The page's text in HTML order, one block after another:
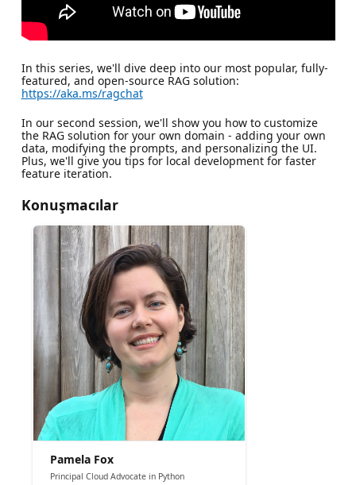
In this series, we'll dive deep into our most popular, fully-
featured, and open-source RAG solution:
https://aka.ms/ragchat
In our second session, we'll show you how to customize
the RAG solution for your own domain - adding your own
data, modifying the prompts, and personalizing the UI.
Plus, we'll give you tips for local development for faster
feature iteration.
Konuşmacılar
Pamela Fox
Principal Cloud Advocate in Python